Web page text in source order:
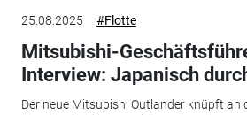
25.08.2025 #Flotte
Mitsubishi-
Interview: Japanisch
Der neue Mitsubishi Outlander knüpft an